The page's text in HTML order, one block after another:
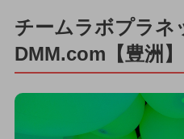
チームラボプラネ
DMM.com【豊洲】